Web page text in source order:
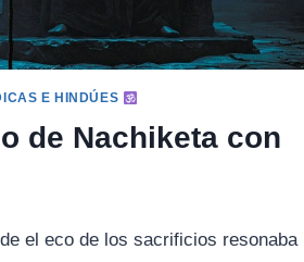
E HINDÚES
de Nachiketa con
el eco de los sacrificios resonaba